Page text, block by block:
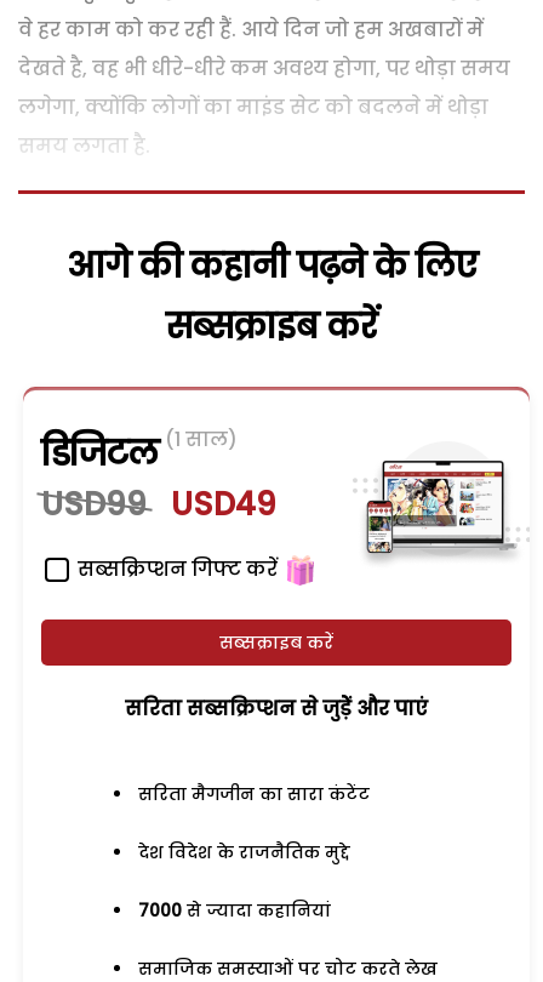
वे हर काम को कर रही हैं. आये दिन जो हम अखबारों में
देखते है, वह भी धीरे-धीरे कम अवश्य होगा, पर थोड़ा समय
लगेगा, क्योंकि लोगों का माइंड सेट को बदलने में थोड़ा
समय लगता है.
आगे की कहानी पढ़ने के लिए
सब्सक्राइब करें
डिजिटल (1 साल)
USD99 USD49
सब्सक्रिप्शन गिफ्ट करें
सब्सक्राइब करें
सरिता सब्सक्रिप्शन से जुड़ेें और पाएं
सरिता मैगजीन का सारा कंटेंट
देश विदेश के राजनैतिक मुद्दे
7000 से ज्यादा कहानियां
समाजिक समस्याओं पर चोट करते लेख